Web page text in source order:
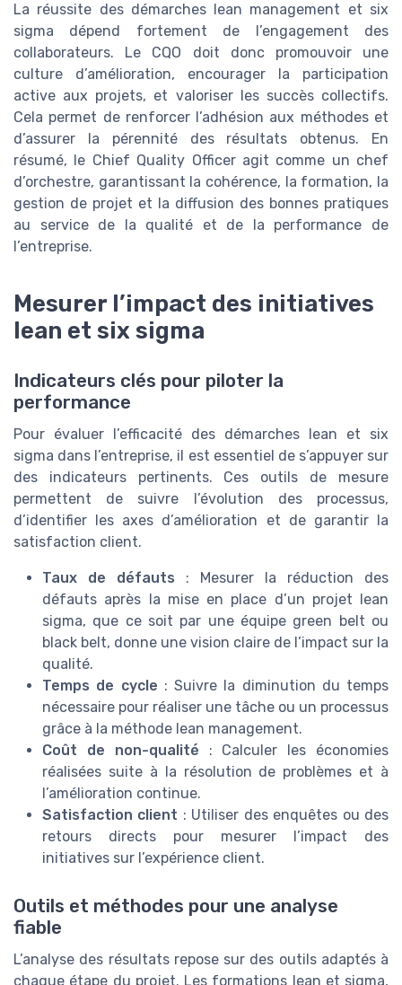
La réussite des démarches lean management et six
sigma dépend fortement de l’engagement des
collaborateurs. Le CQO doit donc promouvoir une
culture d’amélioration, encourager la participation
active aux projets, et valoriser les succès collectifs.
Cela permet de renforcer l’adhésion aux méthodes et
d’assurer la pérennité des résultats obtenus. En
résumé, le Chief Quality Officer agit comme un chef
d’orchestre, garantissant la cohérence, la formation, la
gestion de projet et la diffusion des bonnes pratiques
au service de la qualité et de la performance de
l’entreprise.
Mesurer l’impact des initiatives
lean et six sigma
Indicateurs clés pour piloter la
performance
Pour évaluer l’efficacité des démarches lean et six
sigma dans l’entreprise, il est essentiel de s’appuyer sur
des indicateurs pertinents. Ces outils de mesure
permettent de suivre l’évolution des processus,
d’identifier les axes d’amélioration et de garantir la
satisfaction client.
Taux de défauts : Mesurer la réduction des
défauts après la mise en place d’un projet lean
sigma, que ce soit par une équipe green belt ou
black belt, donne une vision claire de l’impact sur la
qualité.
Temps de cycle : Suivre la diminution du temps
nécessaire pour réaliser une tâche ou un processus
grâce à la méthode lean management.
Coût de non-qualité : Calculer les économies
réalisées suite à la résolution de problèmes et à
l’amélioration continue.
Satisfaction client : Utiliser des enquêtes ou des
retours directs pour mesurer l’impact des
initiatives sur l’expérience client.
Outils et méthodes pour une analyse
fiable
L’analyse des résultats repose sur des outils adaptés à
chaque étape du projet. Les formations lean et sigma,